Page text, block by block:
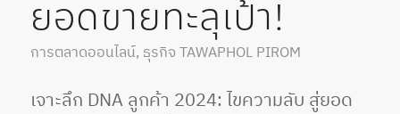
ยอดขายทะลุเป้า!
การตลาดออนไลน์, ธุรกิจ TAWAPHOL PIROM
เจาะลึก DNA ลูกค้า 2024: ไขความลับ สู่ยอด